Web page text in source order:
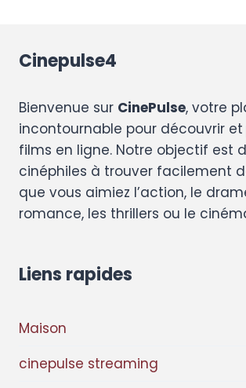
Cinepulse4
Bienvenue sur CinePulse, votre
incontournable pour découvrir
films en ligne. Notre objectif est
cinéphiles à trouver facilement
que vous aimiez l’action, le
romance, les thrillers ou le
Liens rapides
Maison
cinepulse streaming